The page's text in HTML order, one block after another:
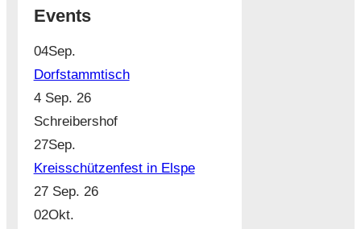
Events
04Sep.
Dorfstammtisch
4 Sep. 26
Schreibershof
27Sep.
Kreisschützenfest in Elspe
27 Sep. 26
02Okt.